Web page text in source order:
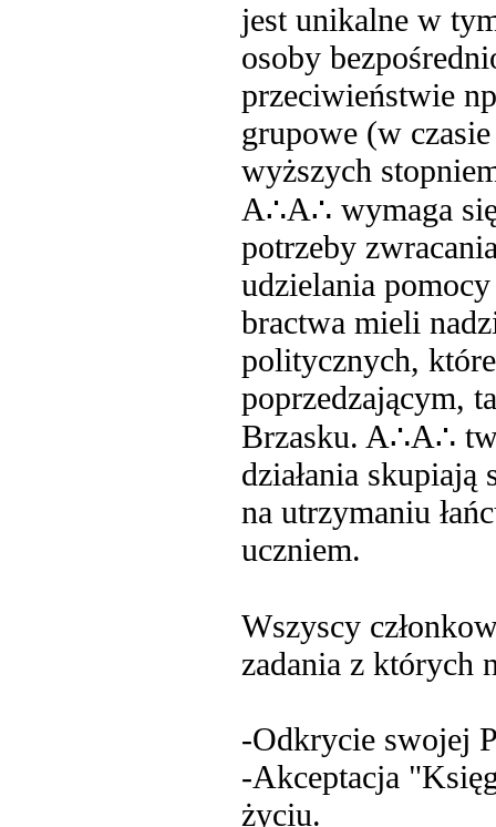
jest unikalne w
osoby
przeciwieństwie
grupowe (w
wyższych
A∴A∴ wymaga
potrzeby
udzielania
bractwa mieli
politycznych,
poprzedzającym,
Brzasku. A∴A∴
działania
na utrzymaniu
uczniem.
Wszyscy
zadania z których
-Odkrycie swojej
-Akceptacja
życiu.